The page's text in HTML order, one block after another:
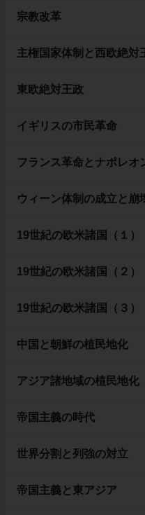
宗教改革
主権国家体制と西欧絶対
東欧絶対王政
イギリスの市民革命
フランス革命とナポレオ
ウィーン体制の成立と崩
19世紀の欧米諸国（１
19世紀の欧米諸国（２
19世紀の欧米諸国（３
中国と朝鮮の植民地化
アジア諸地域の植民地化
帝国主義の時代
世界分割と列強の対立
帝国主義と東アジア